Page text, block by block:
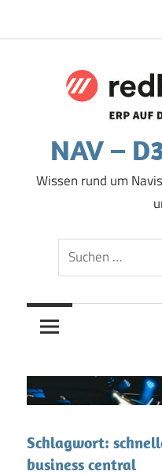
springen
NAV –
Wissen rund um
Schlagwort:
business central